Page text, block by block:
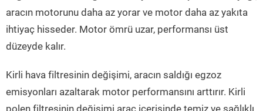
aracın motorunu daha az yorar ve motor daha az yakıta
ihtiyaç hisseder. Motor ömrü uzar, performansı üst
düzeyde kalır.
Kirli hava filtresinin değişimi, aracın saldığı egzoz
emisyonları azaltarak motor performansını arttırır. Kirli